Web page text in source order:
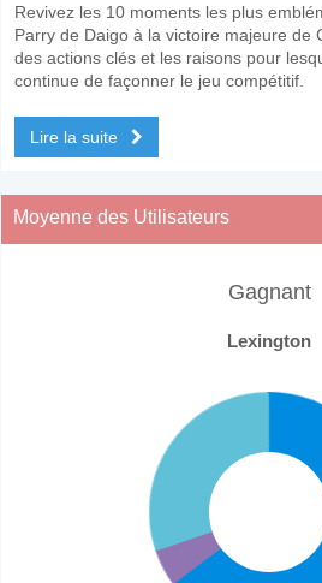
Revivez les 10 moments les plus
Parry de Daigo à la victoire majeure de
des actions clés et les raisons pour
continue de façonner le jeu compétitif.
Lire la suite
Moyenne des Utilisateurs
Gagnant
Lexington